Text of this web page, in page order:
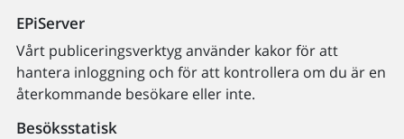
EPiServer
Vårt publiceringsverktyg använder kakor för att
hantera inloggning och för att kontrollera om du är en
återkommande besökare eller inte.
Besöksstatisk